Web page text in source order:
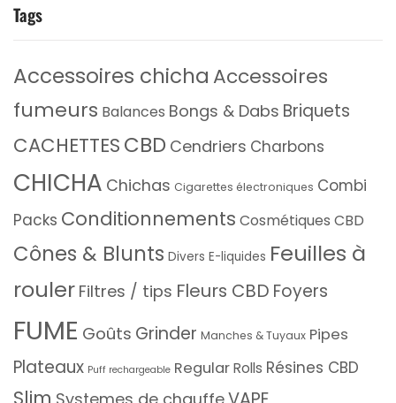
Tags
Accessoires chicha Accessoires
fumeurs Balances Bongs & Dabs Briquets
CACHETTES CBD Cendriers Charbons
CHICHA Chichas Cigarettes électroniques Combi
Packs Conditionnements Cosmétiques CBD
Cônes & Blunts Divers E-liquides Feuilles à
rouler Filtres / tips Fleurs CBD Foyers
FUME Goûts Grinder Manches & Tuyaux Pipes
Plateaux Puff rechargeable RegularRolls Résines CBD